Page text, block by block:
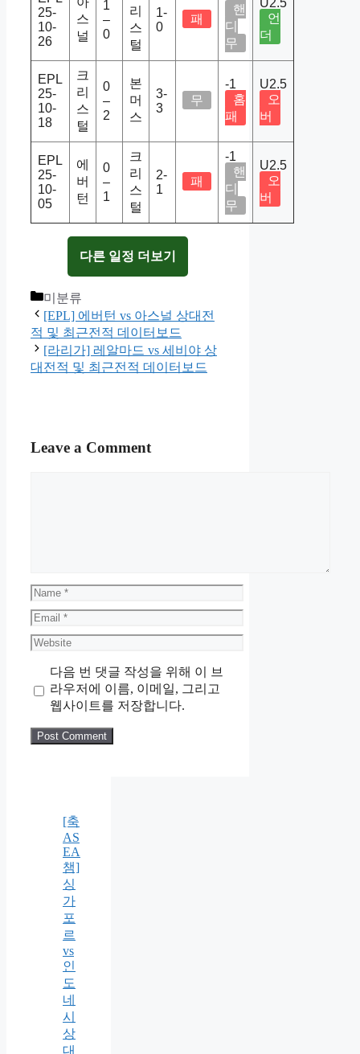
25-
10-
26
스
널
1
–
0
리
스
털
1-
0
패
핸
디
무
언
더
EPL
25-
10-
18
크
리
스
털
0
–
2
본
머
스
3-
3
무
-1
홈
패
U2.5
오
버
EPL
25-
10-
05
에
버
턴
0
–
1
크
리
스
털
2-
1
패
-1
핸
디
무
U2.5
오
버
다른 일정 더보기
Categories
미분류
[EPL] 에버턴 vs 아스널 상대전
적 및 최근전적 데이터보드
[라리가] 레알마드 vs 세비야 상
대전적 및 최근전적 데이터보드
Leave a Comment
Name
Email
Website
다음 번 댓글 작성을 위해 이 브
라우저에 이름, 이메일, 그리고
웹사이트를 저장합니다.
[축
AS
EA
챔]
싱
가
포
르
vs
인
도
네
시
상
대